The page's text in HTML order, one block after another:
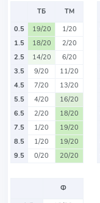
ТБ
ТМ
0.5
19/20
1/20
1.5
18/20
2/20
2.5
14/20
6/20
3.5
9/20
11/20
4.5
7/20
13/20
5.5
4/20
16/20
6.5
2/20
18/20
7.5
1/20
19/20
8.5
1/20
19/20
9.5
0/20 20/20
Ф